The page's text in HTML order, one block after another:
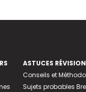
ASTUCES
Conseils et Méthodo
Sujets probables